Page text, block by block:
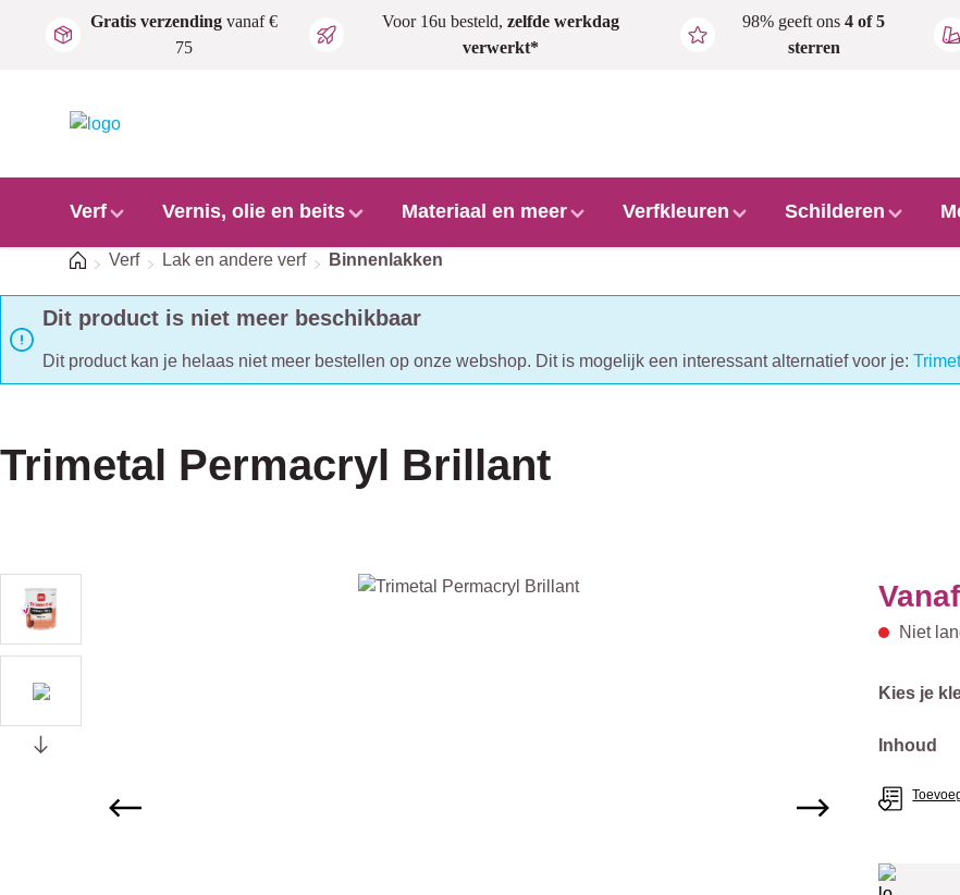
Ga naar de hoofdinhoud
Gratis verzendingvanaf €
75
Voor 16u besteld,zelfde werkdag
verwerkt*
98% geeft ons4 of 5
sterren
Verf Vernis, olie en beits Materiaal en meer Verfkleuren Schilderen
Home
Verf Lak en andere verf Binnenlakken
Dit product is niet meer beschikbaar
Dit product kan je helaas niet meer bestellen op onze webshop. Dit is mogelijk een interessant alternatief voor je:
Trimetal Permacryl Brillant
Afbeeldingengalerij overslaan
Niet
Selecteer
Kies je
Selecteer
Inhoud